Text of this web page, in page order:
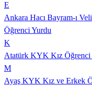
E
Ankara Hacı Bayram-ı
Öğrenci Yurdu
K
Atatürk KYK Kız Öğrenci
M
Ayaş KYK Kız ve Erkek